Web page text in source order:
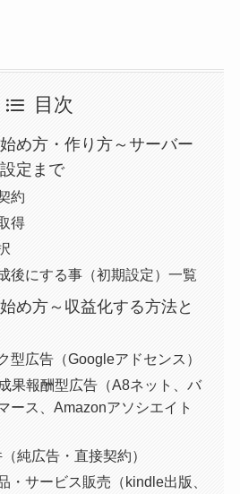
目次
め方・作り方～サーバー
定まで
約
得
後にする事（初期設定）一覧
め方～収益化する方法と
型広告（Googleアドセンス）
果報酬型広告（A8ネット、バ
ース、Amazonアソシエイト
純広告・直接契約）
・サービス販売（kindle出版、